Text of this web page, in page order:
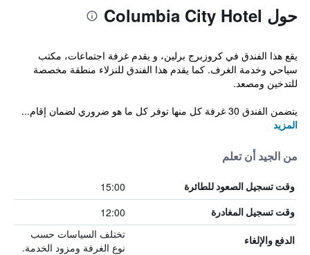
حول Columbia City Hotel
يقع هذا الفندق في كروزبرج برلين، و يقدم غرفة اجتماعات، مكتب
سياحي وخدمة الغرف. كما يقدم هذا الفندق للنزلاء منطقة مخصصة
للتدخين ومصعد.
يتضمن الفندق 30 غرفة كل منها توفر كل ما هو ضروري لضمان إقام...
المزيد
من الجيد أن تعلم
وقت تسجيل الصعود للطائرة 15:00
وقت تسجيل المغادرة 12:00
الدفع والإلغاء
تختلف السياسات حسب
نوع الغرفة ومزود الخدمة.